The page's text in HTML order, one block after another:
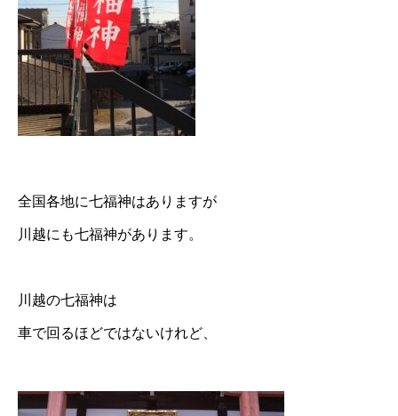
全国各地に七福神はありますが
川越にも七福神があります。
川越の七福神は
車で回るほどではないけれど、